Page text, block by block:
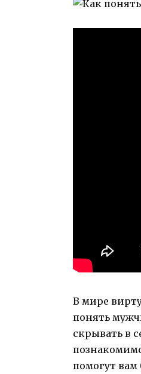
В мире
понять
скрывать в
помогут вам